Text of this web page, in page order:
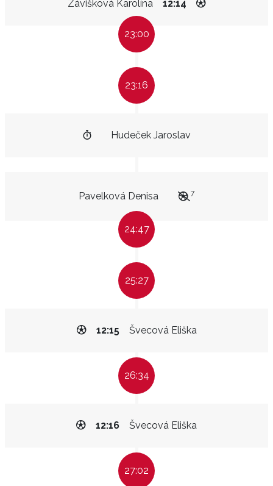
Závišková Karolína 12:14
23:00
23:16
Hudeček Jaroslav
Pavelková Denisa 7
24:47
25:27
Švecová Eliška
12:15
26:34
Švecová Eliška
12:16
27:02